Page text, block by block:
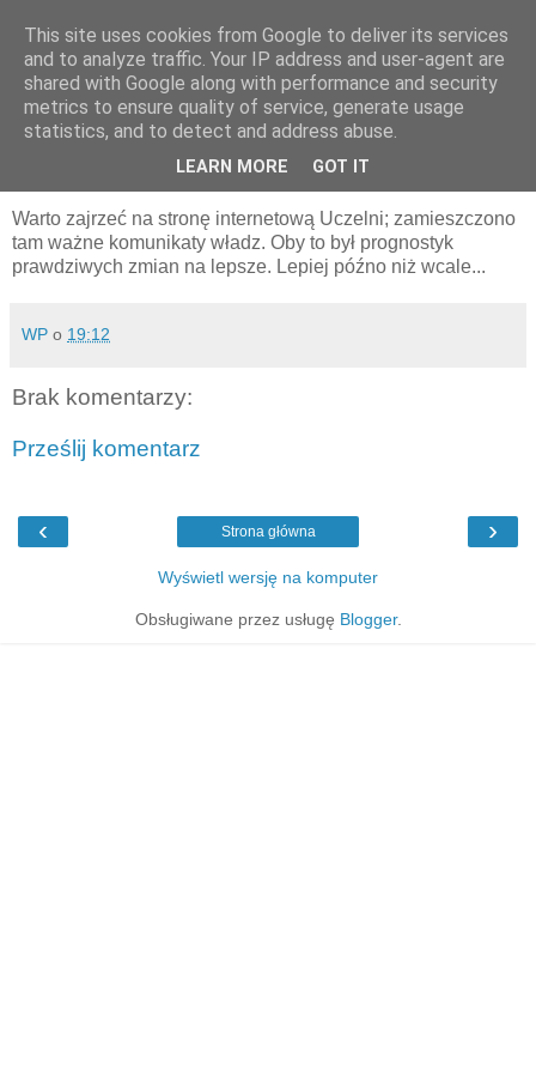
pluskiewicz.blogspot.com
wtorek, 7 lipca 2020
Dziś na stronie SUM
Warto zajrzeć na stronę internetową Uczelni; zamieszczono
tam ważne komunikaty władz. Oby to był prognostyk
prawdziwych zmian na lepsze. Lepiej późno niż wcale...
WP o 19:12
Brak komentarzy:
Prześlij komentarz
‹ ›
Strona główna
Wyświetl wersję na komputer
Obsługiwane przez usługę Blogger.
This site uses cookies from Google to deliver its services
and to analyze traffic. Your IP address and user-agent are
shared with Google along with performance and security
metrics to ensure quality of service, generate usage
statistics, and to detect and address abuse.
LEARN MORE GOT IT